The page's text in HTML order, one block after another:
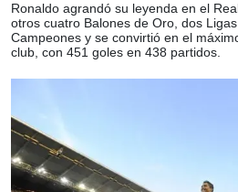
Ronaldo agrandó su leyenda en el
otros cuatro Balones de Oro, dos
Campeones y se convirtió en el
club, con 451 goles en 438 partidos.